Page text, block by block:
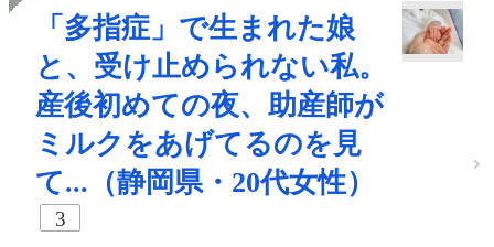
「多指症」で生まれた娘
と、受け止められない私。
産後初めての夜、助産師が
ミルクをあげてるのを見
て...（静岡県・20代女性）
3